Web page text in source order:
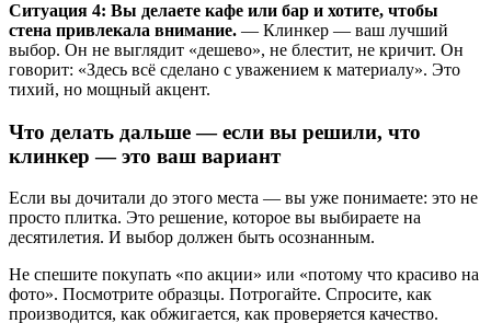
Ситуация 4: Вы делаете кафе или бар и хотите, чтобы
стена привлекала внимание. — Клинкер — ваш лучший
выбор. Он не выглядит «дешево», не блестит, не кричит. Он
говорит: «Здесь всё сделано с уважением к материалу». Это
тихий, но мощный акцент.
Что делать дальше — если вы решили, что
клинкер — это ваш вариант
Если вы дочитали до этого места — вы уже понимаете: это не
просто плитка. Это решение, которое вы выбираете на
десятилетия. И выбор должен быть осознанным.
Не спешите покупать «по акции» или «потому что красиво на
фото». Посмотрите образцы. Потрогайте. Спросите, как
производится, как обжигается, как проверяется качество.